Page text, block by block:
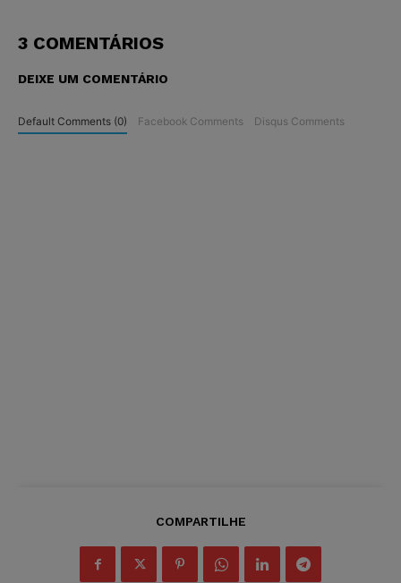
3 COMENTÁRIOS
DEIXE UM COMENTÁRIO
Default Comments (0) Facebook Comments Disqus Comments
COMPARTILHE